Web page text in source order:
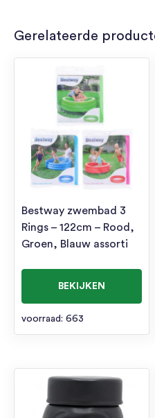
Gerelateerde
Bestway zwembad 3
Rings – 122cm – Rood,
Groen, Blauw assorti
BEKIJKEN
voorraad: 663